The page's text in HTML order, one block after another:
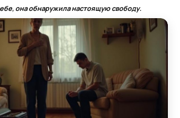
она обнаружила настоящую свободу.